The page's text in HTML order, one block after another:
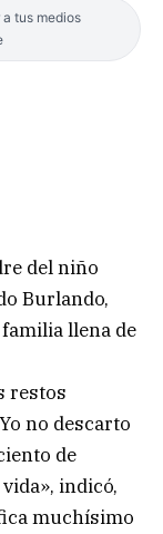
tus medios
del niño
Burlando,
llena de
restos
no descarto
de
indicó,
muchísimo